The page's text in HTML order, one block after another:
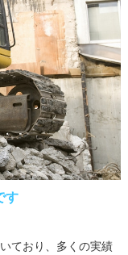
す
ており、多くの実績